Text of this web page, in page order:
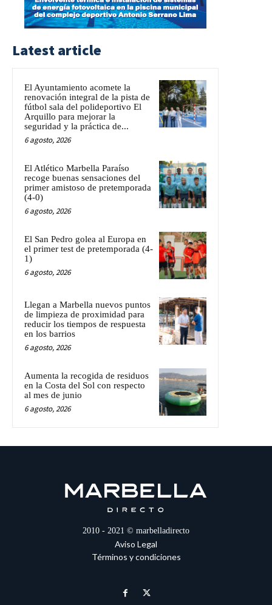
Latest article
El Ayuntamiento acomete la
renovación integral de la pista de
fútbol sala del polideportivo El
Arquillo para mejorar la
seguridad y la práctica de...
6 agosto, 2026
El Atlético Marbella Paraíso
recoge buenas sensaciones del
primer amistoso de pretemporada
(4-0)
6 agosto, 2026
El San Pedro golea al Europa en
el primer test de pretemporada (4-
1)
6 agosto, 2026
Llegan a Marbella nuevos puntos
de limpieza de proximidad para
reducir los tiempos de respuesta
en los barrios
6 agosto, 2026
Aumenta la recogida de residuos
en la Costa del Sol con respecto
al mes de junio
6 agosto, 2026
2010 - 2021 © marbelladirecto
Aviso Legal
Términos y condiciones